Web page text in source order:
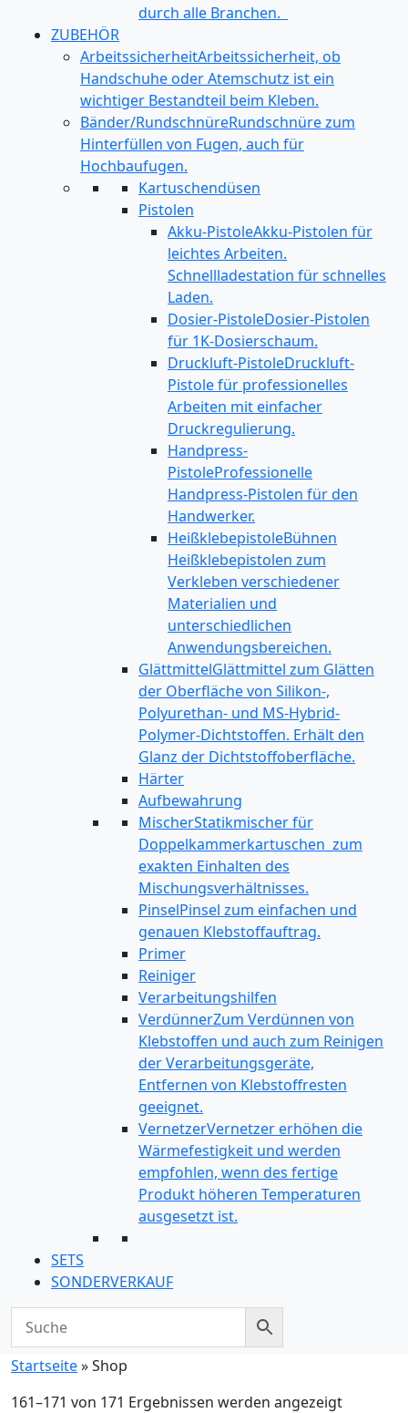
durch alle Branchen.
ZUBEHÖR
ArbeitssicherheitArbeitssicherheit, ob
Handschuhe oder Atemschutz ist ein
wichtiger Bestandteil beim Kleben.
Bänder/RundschnüreRundschnüre zum
Hinterfüllen von Fugen, auch für
Hochbaufugen.
Kartuschendüsen
Pistolen
Akku-PistoleAkku-Pistolen für
leichtes Arbeiten.
Schnellladestation für schnelles
Laden.
Dosier-PistoleDosier-Pistolen
für 1K-Dosierschaum.
Druckluft-PistoleDruckluft-
Pistole für professionelles
Arbeiten mit einfacher
Druckregulierung.
Handpress-
PistoleProfessionelle
Handpress-Pistolen für den
Handwerker.
HeißklebepistoleBühnen
Heißklebepistolen zum
Verkleben verschiedener
Materialien und
unterschiedlichen
Anwendungsbereichen.
GlättmittelGlättmittel zum Glätten
der Oberfläche von Silikon-,
Polyurethan- und MS-Hybrid-
Polymer-Dichtstoffen. Erhält den
Glanz der Dichtstoffoberfläche.
Härter
Aufbewahrung
MischerStatikmischer für
Doppelkammerkartuschen zum
exakten Einhalten des
Mischungsverhältnisses.
PinselPinsel zum einfachen und
genauen Klebstoffauftrag.
Primer
Reiniger
Verarbeitungshilfen
VerdünnerZum Verdünnen von
Klebstoffen und auch zum Reinigen
der Verarbeitungsgeräte,
Entfernen von Klebstoffresten
geeignet.
VernetzerVernetzer erhöhen die
Wärmefestigkeit und werden
empfohlen, wenn des fertige
Produkt höheren Temperaturen
ausgesetzt ist.
SETS
SONDERVERKAUF
Startseite»Shop
161–171 von 171 Ergebnissen werden angezeigt